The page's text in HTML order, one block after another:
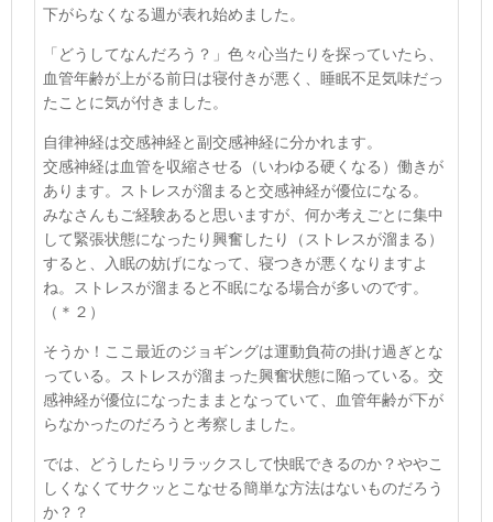
下がらなくなる週が表れ始めました。
「どうしてなんだろう？」色々心当たりを探っていたら、
血管年齢が上がる前日は寝付きが悪く、睡眠不足気味だっ
たことに気が付きました。
自律神経は交感神経と副交感神経に分かれます。
交感神経は血管を収縮させる（いわゆる硬くなる）働きが
あります。ストレスが溜まると交感神経が優位になる。
みなさんもご経験あると思いますが、何か考えごとに集中
して緊張状態になったり興奮したり（ストレスが溜まる）
すると、入眠の妨げになって、寝つきが悪くなりますよ
ね。ストレスが溜まると不眠になる場合が多いのです。
（＊２）
そうか！ここ最近のジョギングは運動負荷の掛け過ぎとな
っている。ストレスが溜まった興奮状態に陥っている。交
感神経が優位になったままとなっていて、血管年齢が下が
らなかったのだろうと考察しました。
では、どうしたらリラックスして快眠できるのか？ややこ
しくなくてサクッとこなせる簡単な方法はないものだろう
か？？